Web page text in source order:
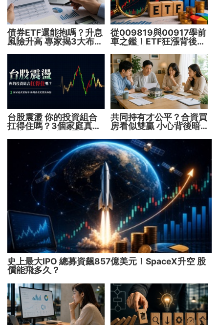
債券ETF還能抱嗎？升息
風險升高 專家揭3大布局
從009819與00917學前
車之鑑！ETF狂漲背後
台股震盪 你的投資組合
扛得住嗎？3個家庭真實
共同持有才公平？合資買
房看似雙贏 小心背後暗
史上最大IPO 總募資飆857億美元！SpaceX升空 股
價能飛多久？